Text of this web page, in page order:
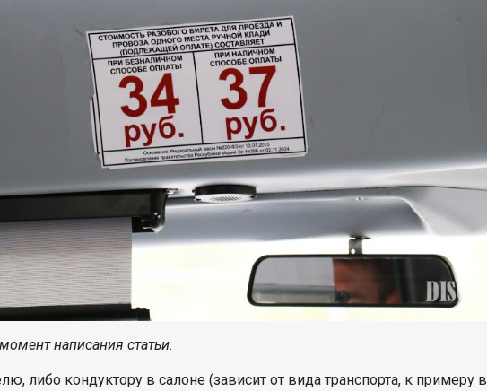
написания статьи.
либо кондуктору в салоне (зависит от вида транспорта, к примеру в